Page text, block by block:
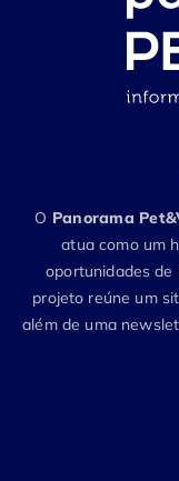
O Panorama
atua como um
oportunidades de
projeto reúne um
além de uma